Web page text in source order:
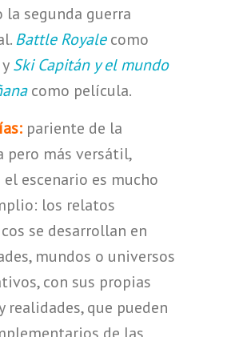
la segunda guerra
Battle Royalecomo
Ski Capitán y el mundo
como película.
pariente de la
pero más versátil,
el escenario es mucho
los relatos
se desarrollan en
mundos o universos
con sus propias
realidades, que pueden